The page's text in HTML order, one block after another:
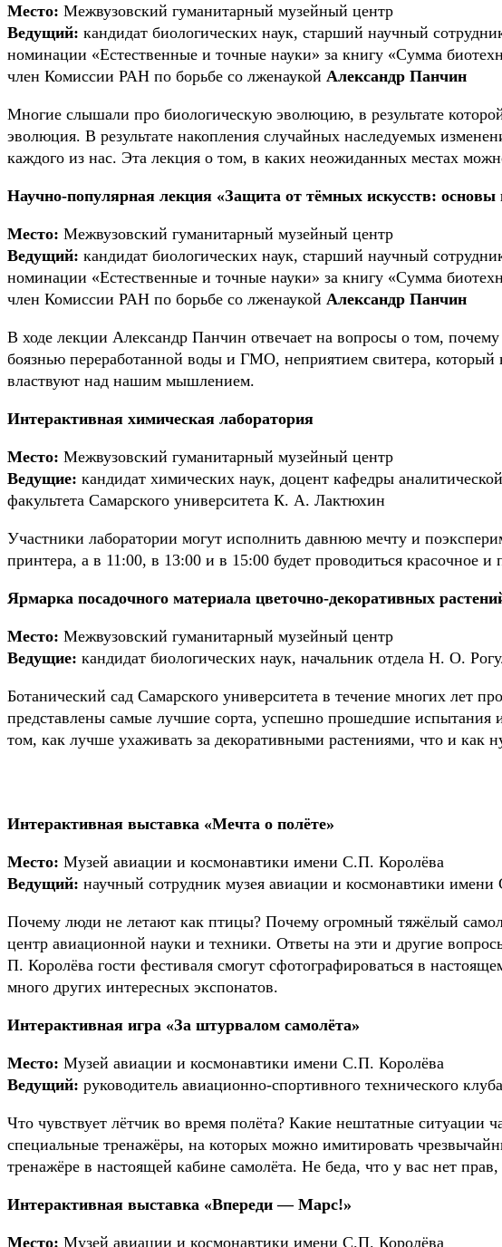
Место: Межвузовский гуманитарный музейный центр
Ведущий: кандидат биологических наук, старший научный
номинации «Естественные и точные науки» за книгу «Сумма
член Комиссии РАН по борьбе со лженаукой Александр Панчин
Многие слышали про биологическую эволюцию, в результате
эволюция. В результате накопления случайных наследуемых
каждого из нас. Эта лекция о том, в каких неожиданных местах
Научно-популярная лекция «Защита от тёмных искусств:
Место: Межвузовский гуманитарный музейный центр
Ведущий: кандидат биологических наук, старший научный
номинации «Естественные и точные науки» за книгу «Сумма
член Комиссии РАН по борьбе со лженаукой Александр Панчин
В ходе лекции Александр Панчин отвечает на вопросы о том,
боязнью переработанной воды и ГМО, неприятием свитера,
властвуют над нашим мышлением.
Интерактивная химическая лаборатория
Место: Межвузовский гуманитарный музейный центр
Ведущие: кандидат химических наук, доцент кафедры
факультета Самарского университета К. А. Лактюхин
Участники лаборатории могут исполнить давнюю мечту и
принтера, а в 11:00, в 13:00 и в 15:00 будет проводиться красочное
Ярмарка посадочного материала цветочно-декоративных
Место: Межвузовский гуманитарный музейный центр
Ведущие: кандидат биологических наук, начальник отдела Н. О.
Ботанический сад Самарского университета в течение многих лет
представлены самые лучшие сорта, успешно прошедшие испытания
том, как лучше ухаживать за декоративными растениями, что и как
Интерактивная выставка «Мечта о полёте»
Место: Музей авиации и космонавтики имени С.П. Королёва
Ведущий: научный сотрудник музея авиации и космонавтики
Почему люди не летают как птицы? Почему огромный тяжёлый
центр авиационной науки и техники. Ответы на эти и другие
П. Королёва гости фестиваля смогут сфотографироваться в
много других интересных экспонатов.
Интерактивная игра «За штурвалом самолёта»
Место: Музей авиации и космонавтики имени С.П. Королёва
Ведущий: руководитель авиационно-спортивного технического
Что чувствует лётчик во время полёта? Какие нештатные ситуации
специальные тренажёры, на которых можно имитировать
тренажёре в настоящей кабине самолёта. Не беда, что у вас нет
Интерактивная выставка «Впереди — Марс!»
Место: Музей авиации и космонавтики имени С.П. Королёва